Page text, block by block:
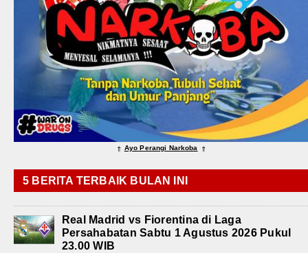
⇑ Ayo Perangi Narkoba ⇑
5 BERITA TERBAIK BULAN INI
Real Madrid vs Fiorentina di Laga
Persahabatan Sabtu 1 Agustus 2026 Pukul
23.00 WIB